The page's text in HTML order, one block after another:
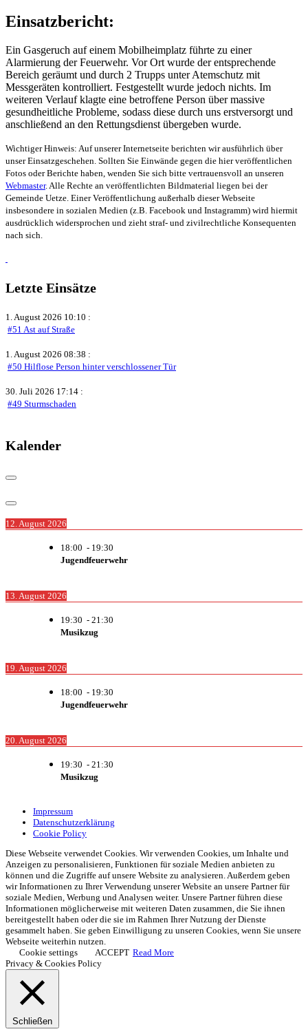
Einsatzbericht:
Ein Gasgeruch auf einem Mobilheimplatz führte zu einer
Alarmierung der Feuerwehr. Vor Ort wurde der entsprechende
Bereich geräumt und durch 2 Trupps unter Atemschutz mit
Messgeräten kontrolliert. Festgestellt wurde jedoch nichts. Im
weiteren Verlauf klagte eine betroffene Person über massive
gesundheitliche Probleme, sodass diese durch uns erstversorgt und
anschließend an den Rettungsdienst übergeben wurde.
Wichtiger Hinweis: Auf unserer Internetseite berichten wir ausführlich über
unser Einsatzgeschehen. Sollten Sie Einwände gegen die hier veröffentlichen
Fotos oder Berichte haben, wenden Sie sich bitte vertrauensvoll an unseren
Webmaster. Alle Rechte an veröffentlichten Bildmaterial liegen bei der
Gemeinde Uetze. Einer Veröffentlichung außerhalb dieser Webseite
insbesondere in sozialen Medien (z.B. Facebook und Instagramm) wird hiermit
ausdrücklich widersprochen und zieht straf- und zivilrechtliche Konsequenten
nach sich.
Letzte Einsätze
1. August 2026 10:10 :
#51 Ast auf Straße
1. August 2026 08:38 :
#50 Hilflose Person hinter verschlossener Tür
30. Juli 2026 17:14 :
#49 Sturmschaden
Kalender
12. August 2026
18:00 - 19:30
Jugendfeuerwehr
13. August 2026
19:30 - 21:30
Musikzug
19. August 2026
18:00 - 19:30
Jugendfeuerwehr
20. August 2026
19:30 - 21:30
Musikzug
Impressum
Datenschutzerklärung
Cookie Policy
Diese Webseite verwendet Cookies. Wir verwenden Cookies, um Inhalte und
Anzeigen zu personalisieren, Funktionen für soziale Medien anbieten zu
können und die Zugriffe auf unsere Website zu analysieren. Außerdem geben
wir Informationen zu Ihrer Verwendung unserer Website an unsere Partner für
soziale Medien, Werbung und Analysen weiter. Unsere Partner führen diese
Informationen möglicherweise mit weiteren Daten zusammen, die Sie ihnen
bereitgestellt haben oder die sie im Rahmen Ihrer Nutzung der Dienste
gesammelt haben. Sie geben Einwilligung zu unseren Cookies, wenn Sie unsere
Webseite weiterhin nutzen.
Cookie settings
ACCEPT Read More
Privacy & Cookies Policy
Schließen